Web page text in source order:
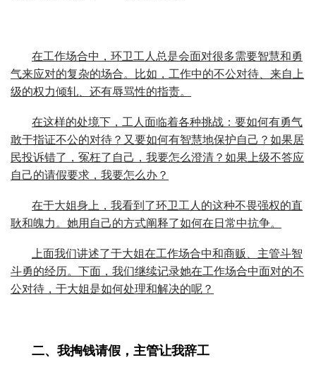
在工作场合中，环卫工人总是会面对很多需要智慧和勇
气来应对的复杂的场合。比如，工作中的不公对待、来自上
级的权力倾轧、还有辱骂性的指责。
在这样的处境下，工人面临着各种挑战：要如何有勇气
敢于指证不公的对待？又要如何有智慧地保护自己？如果居
民投诉错了，冤枉了自己，我要怎么澄清？如果上级不答应
自己的请假要求，我要怎么办？
在于大姐身上，我看到了环卫工人的这种不畏强权的直
耿和魄力。她用自己的方式阐释了如何在日常中抗争。
上面我们讲述了于大姐在工作场合中和商贩、主管斗智
斗勇的经历。下面，我们继续记录她在工作场合中面对的不
公对待，于大姐是如何处理和解决的呢？
二、 我掏钱请假，主管让我辞工